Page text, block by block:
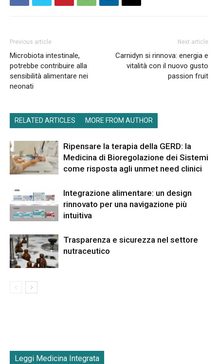
Previous article
Microbiota intestinale,
potrebbe contribuire alla
sensibilità alimentare nei
neonati
Next article
Carnidyn si rinnova: energia e
vitalità con il nuovo gusto
passion fruit
RELATED ARTICLES MORE FROM AUTHOR
Ripensare la terapia della GERD: la
Medicina di Bioregolazione dei Sistemi
come risposta agli unmet need clinici
Integrazione alimentare: un design
rinnovato per una navigazione più
intuitiva
Trasparenza e sicurezza nel settore
nutraceutico
Leggi Medicina Integrata